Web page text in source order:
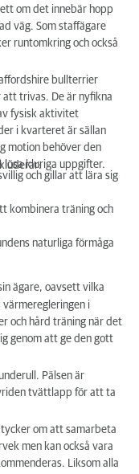
om det innebär hopp
väg. Som staffägare
runtomkring och också
bullterrier
att trivas. De är nyfikna
fysisk aktivitet
i kvarteret är sällan
motion behöver den
lösa kluriga uppgifter.
och gillar att lära sig
kombinera träning och
naturliga förmåga
ägare, oavsett vilka
värmeregleringen i
och hård träning när det
genom att ge den gott
Pälsen är
tvättlapp för att ta
om att samarbeta
men kan också vara
Liksom alla